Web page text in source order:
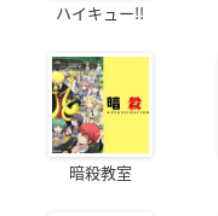
ハイキュー!!
暗殺教室